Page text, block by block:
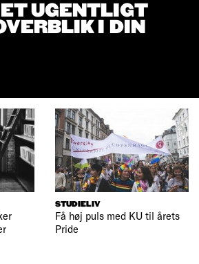
UGENTLIGT
I DIN
STUDIELIV
Få høj puls med KU til årets
Pride